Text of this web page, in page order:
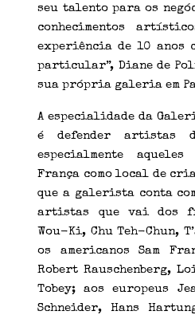
seu talento para os
conhecimentos
experiência de 10 anos
particular”, Diane de
sua própria galeria em
A especialidade da
é defender artistas
especialmente
França como local de
que a galerista conta
artistas que vai dos
Wou-Ki, Chu Teh-Chun,
os americanos Sam
Robert Rauschenberg,
Tobey; aos europeus
Schneider, Hans